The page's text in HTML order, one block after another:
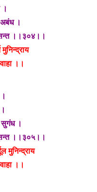
।
अबंध ।
।।३०४।।
।।
सुगंध ।
।।३०५।।
मुनिन्द्राय
।।